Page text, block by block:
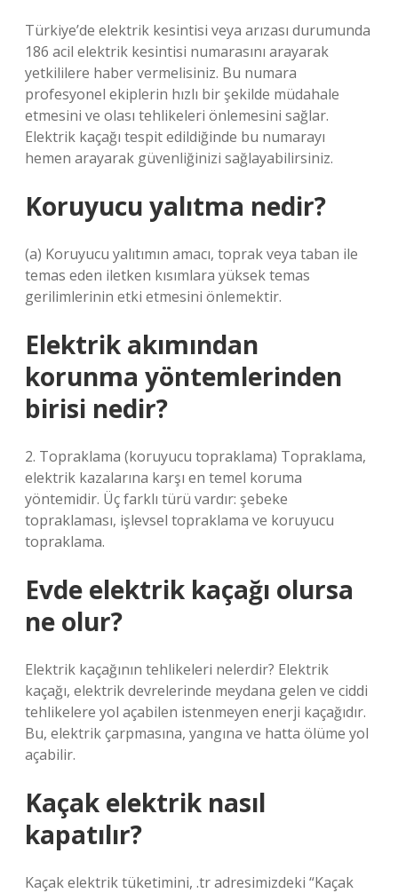
Türkiye’de elektrik kesintisi veya arızası durumunda
186 acil elektrik kesintisi numarasını arayarak
yetkililere haber vermelisiniz. Bu numara
profesyonel ekiplerin hızlı bir şekilde müdahale
etmesini ve olası tehlikeleri önlemesini sağlar.
Elektrik kaçağı tespit edildiğinde bu numarayı
hemen arayarak güvenliğinizi sağlayabilirsiniz.
Koruyucu yalıtma nedir?
(a) Koruyucu yalıtımın amacı, toprak veya taban ile
temas eden iletken kısımlara yüksek temas
gerilimlerinin etki etmesini önlemektir.
Elektrik akımından
korunma yöntemlerinden
birisi nedir?
2. Topraklama (koruyucu topraklama) Topraklama,
elektrik kazalarına karşı en temel koruma
yöntemidir. Üç farklı türü vardır: şebeke
topraklaması, işlevsel topraklama ve koruyucu
topraklama.
Evde elektrik kaçağı olursa
ne olur?
Elektrik kaçağının tehlikeleri nelerdir? Elektrik
kaçağı, elektrik devrelerinde meydana gelen ve ciddi
tehlikelere yol açabilen istenmeyen enerji kaçağıdır.
Bu, elektrik çarpmasına, yangına ve hatta ölüme yol
açabilir.
Kaçak elektrik nasıl
kapatılır?
Kaçak elektrik tüketimini, .tr adresimizdeki “Kaçak